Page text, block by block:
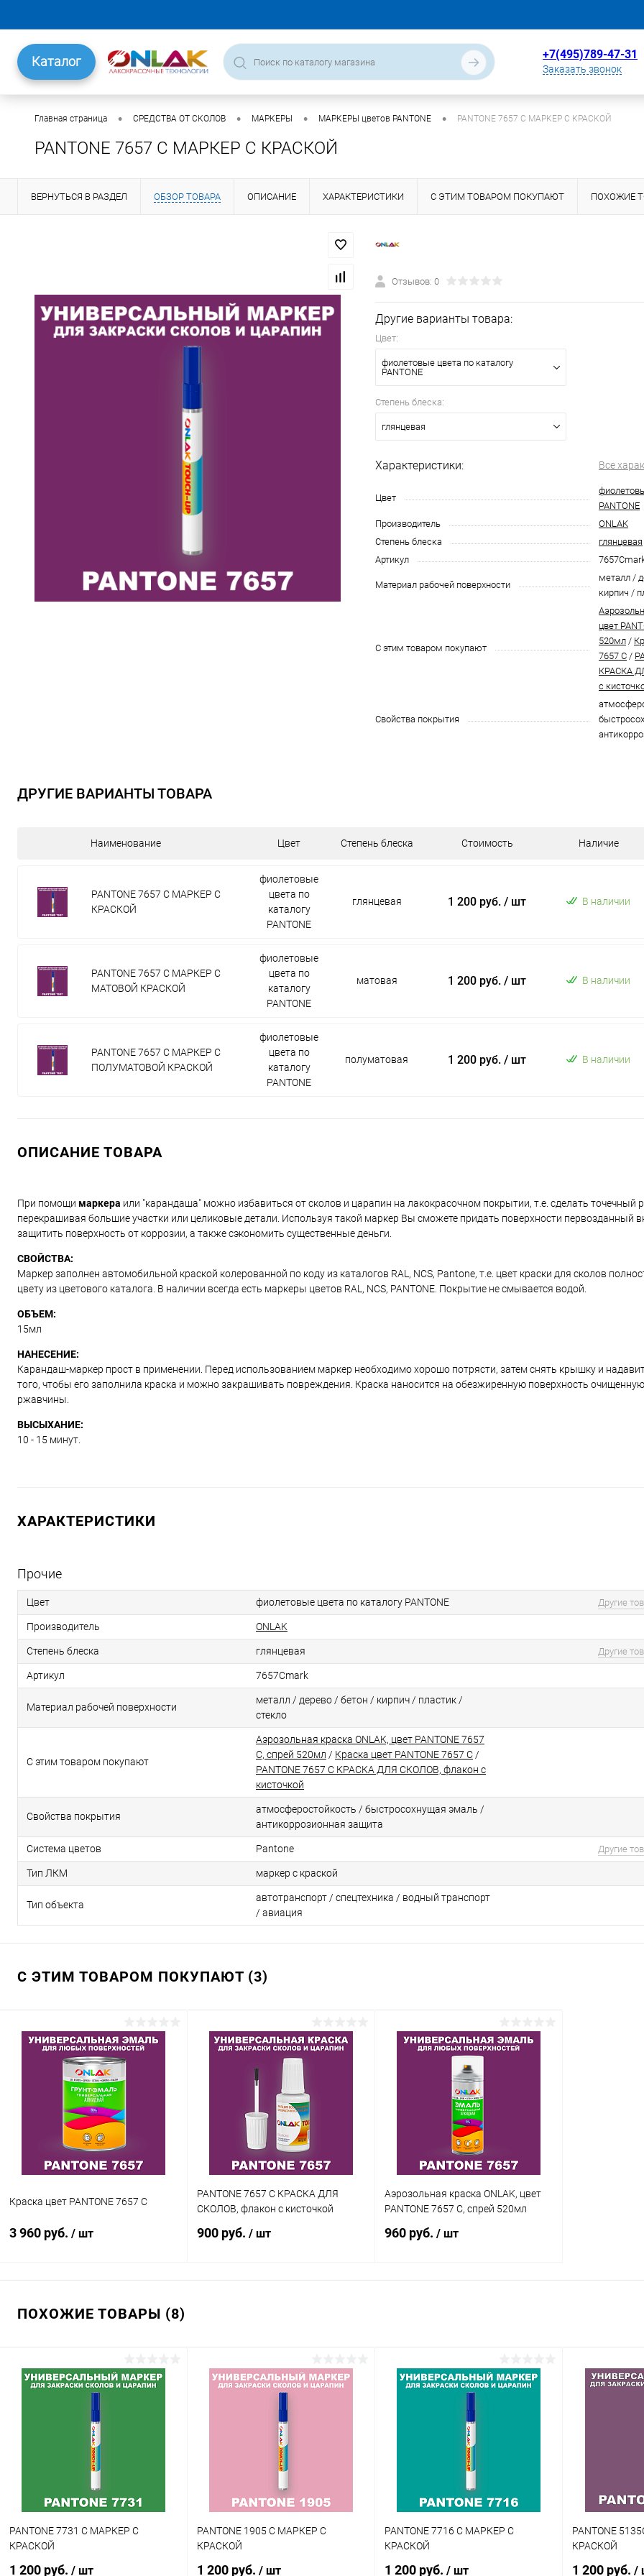
Каталог +7(495)789-47-31
Заказать звонок
Главная страница • СРЕДСТВА ОТ СКОЛОВ • МАРКЕРЫ • МАРКЕРЫ цветов PANTONE • PANTONE 7657 C МАРКЕР С КРАСКОЙ
PANTONE 7657 C МАРКЕР С КРАСКОЙ
ВЕРНУТЬСЯ В РАЗДЕЛ ОБЗОР ТОВАРА ОПИСАНИЕ ХАРАКТЕРИСТИКИ С ЭТИМ ТОВАРОМ ПОКУПАЮТ ПОХОЖИЕ
Отзывов: 0
Другие варианты товара:
Цвет:
фиолетовые цвета по каталогу
PANTONE
Степень блеска:
глянцевая
Характеристики: Все
Цвет
PANTONE
Производитель
ONLAK
Степень блеска
глянцевая
Артикул
Материал рабочей поверхности
металл /
кирпич /
С этим товаром покупают
цвет
520мл /
7657 C /
КРАСКА
с
Свойства покрытия
ДРУГИЕ ВАРИАНТЫ ТОВАРА
Наименование Цвет Степень блеска Стоимость Наличие
PANTONE 7657 C МАРКЕР С
КРАСКОЙ
фиолетовые
цвета по
каталогу
PANTONE
глянцевая 1 200 руб. / шт В наличии
PANTONE 7657 C МАРКЕР С
МАТОВОЙ КРАСКОЙ
фиолетовые
цвета по
каталогу
PANTONE
матовая 1 200 руб. / шт В наличии
PANTONE 7657 C МАРКЕР С
ПОЛУМАТОВОЙ КРАСКОЙ
фиолетовые
цвета по
каталогу
PANTONE
полуматовая 1 200 руб. / шт В наличии
ОПИСАНИЕ ТОВАРА
При помощи маркера или "карандаша" можно избавиться от сколов и царапин на лакокрасочном покрытии, т.е. сделать точечный
перекрашивая большие участки или целиковые детали. Используя такой маркер Вы сможете придать поверхности первозданный
защитить поверхность от коррозии, а также сэкономить существенные деньги.
СВОЙСТВА:
Маркер заполнен автомобильной краской колерованной по коду из каталогов RAL, NCS, Pantone, т.е. цвет краски для сколов
цвету из цветового каталога. В наличии всегда есть маркеры цветов RAL, NCS, PANTONE. Покрытие не смывается водой.
ОБЪЕМ:
15мл
НАНЕСЕНИЕ:
Карандаш-маркер прост в применении. Перед использованием маркер необходимо хорошо потрясти, затем снять крышку и
того, чтобы его заполнила краска и можно закрашивать повреждения. Краска наносится на обезжиренную поверхность
ржавчины.
ВЫСЫХАНИЕ:
10 - 15 минут.
ХАРАКТЕРИСТИКИ
Прочие
Цвет фиолетовые цвета по каталогу PANTONE Другие
Производитель ONLAK
Степень блеска глянцевая Другие
Артикул 7657Cmark
Материал рабочей поверхности
металл / дерево / бетон / кирпич / пластик /
стекло
С этим товаром покупают
Аэрозольная краска ONLAK, цвет PANTONE 7657
C, спрей 520мл / Краска цвет PANTONE 7657 C /
PANTONE 7657 C КРАСКА ДЛЯ СКОЛОВ, флакон с
кисточкой
Свойства покрытия
атмосферостойкоcть / быстросохнущая эмаль /
антикоррозионная защита
Система цветов Pantone Другие
Тип ЛКМ маркер с краской
Тип объекта
автотранспорт / спецтехника / водный транспорт
/ авиация
С ЭТИМ ТОВАРОМ ПОКУПАЮТ (3)
Краска цвет PANTONE 7657 C
3 960 руб. / шт
Цвет:
полуматовая
PANTONE 7657 C КРАСКА ДЛЯ
СКОЛОВ, флакон с кисточкой
900 руб. / шт
Цвет:
матовая
Аэрозольная краска ONLAK, цвет
PANTONE 7657 C, спрей 520мл
960 руб. / шт
Цвет:
ПОХОЖИЕ ТОВАРЫ (8)
PANTONE 7731 C МАРКЕР С
КРАСКОЙ
1 200 руб. / шт
PANTONE 1905 C МАРКЕР С
КРАСКОЙ
1 200 руб. / шт
PANTONE 7716 C МАРКЕР С
КРАСКОЙ
1 200 руб. / шт
PANTONE
КРАСКОЙ
1 200 руб. /